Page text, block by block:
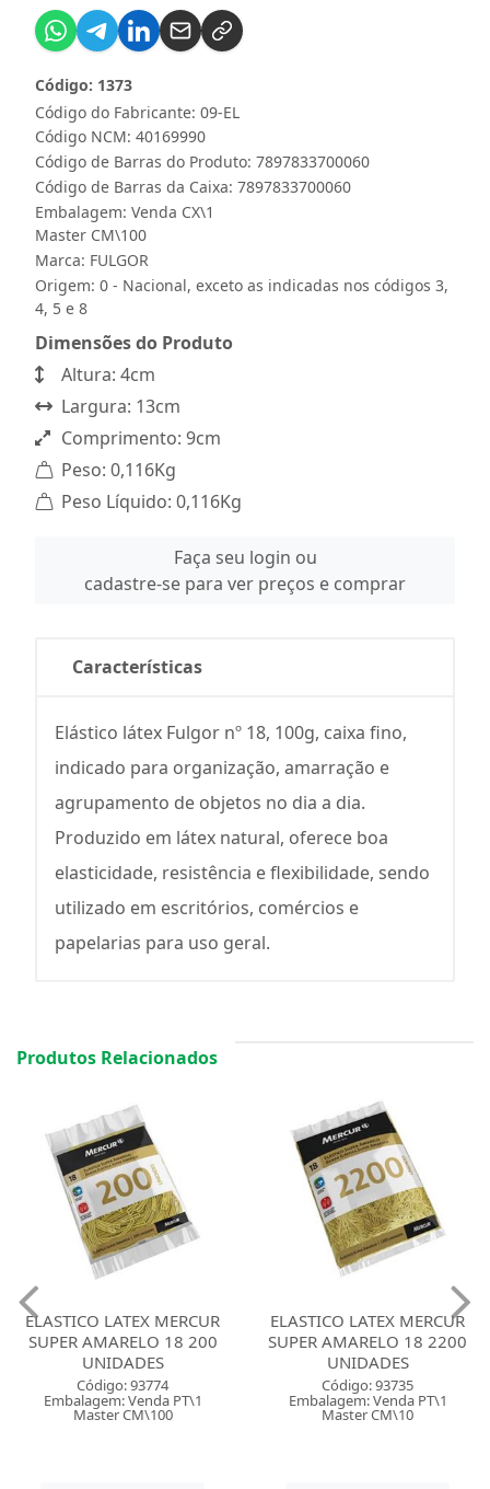
Código do Fabricante: 09-EL
Código: 1373
Código NCM: 40169990
Código de Barras do Produto: 7897833700060
Código de Barras da Caixa: 7897833700060
Embalagem: Venda CX\1
Master CM\100
Marca: FULGOR
Origem: 0 - Nacional, exceto as indicadas nos códigos 3,
4, 5 e 8
Dimensões do Produto
Altura: 4cm
Largura: 13cm
Comprimento: 9cm
Peso: 0,116Kg
Peso Líquido: 0,116Kg
Faça seu login ou
cadastre-se para ver preços e comprar
Características
Elástico látex Fulgor nº 18, 100g, caixa fino,
indicado para organização, amarração e
agrupamento de objetos no dia a dia.
Produzido em látex natural, oferece boa
elasticidade, resistência e flexibilidade, sendo
utilizado em escritórios, comércios e
papelarias para uso geral.
Produtos Relacionados
ELASTICO LATEX MERCUR
SUPER AMARELO 18 2200
UNIDADES
Código: 93735
Embalagem: Venda PT\1
Master CM\10
ELASTICO LATEX MERCUR
STANDARD AMARELO 18
60UNID
Código: 90373
Embalagem: Venda PT\1
Master CM\150